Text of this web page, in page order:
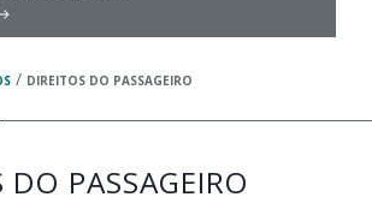
/ DIREITOS DO PASSAGEIRO
DO PASSAGEIRO